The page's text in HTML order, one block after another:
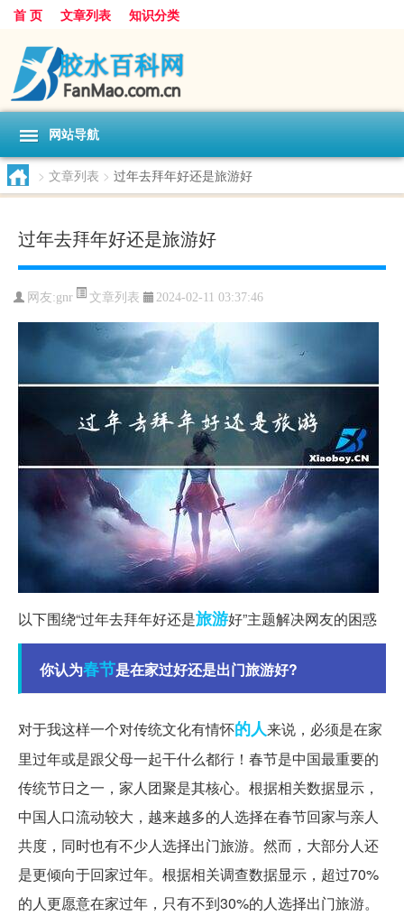
首 页 文章列表 知识分类
网站导航
> 文章列表 > 过年去拜年好还是旅游好
过年去拜年好还是旅游好
网友:gnr 文章列表 2024-02-11 03:37:46
以下围绕“过年去拜年好还是旅游好”主题解决网友的困惑
你认为春节是在家过好还是出门旅游好?
对于我这样一个对传统文化有情怀的人来说，必须是在家
里过年或是跟父母一起干什么都行！春节是中国最重要的
传统节日之一，家人团聚是其核心。根据相关数据显示，
中国人口流动较大，越来越多的人选择在春节回家与亲人
共度，同时也有不少人选择出门旅游。然而，大部分人还
是更倾向于回家过年。根据相关调查数据显示，超过70%
的人更愿意在家过年，只有不到30%的人选择出门旅游。